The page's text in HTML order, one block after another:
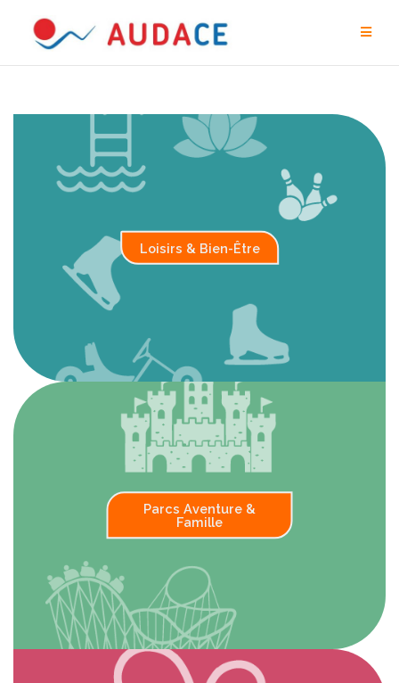
contenu
Loisirs & Bien-Être
Parcs Aventure &
Famille